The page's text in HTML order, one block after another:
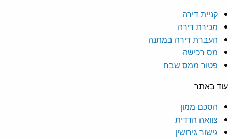
קניית דירה
מכירת דירה
העברת דירה במתנה
מס רכישה
פטור ממס שבח
באתר
הסכם ממון
צוואה הדדית
גישור גירושין